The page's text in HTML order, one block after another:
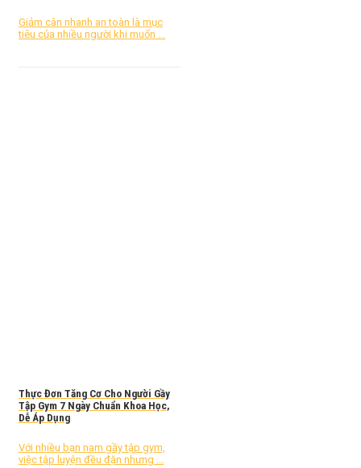
Giảm cân nhanh an toàn là mục
tiêu của nhiều người khi muốn ...
Thực Đơn Tăng Cơ Cho Người Gầy
Tập Gym 7 Ngày Chuẩn Khoa Học,
Dễ Áp Dụng
Với nhiều bạn nam gầy tập gym,
việc tập luyện đều đặn nhưng ...